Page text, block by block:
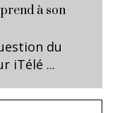
à son
du
iTélé ...